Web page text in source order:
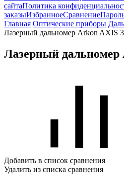
сайтаПолитика
заказыИзбранноеСравнение
Главная Оптические приборы
Лазерный дальномер Arkon AXIS
Лазерный дальномер
Добавить в список сравнения
Удалить из списка сравнения